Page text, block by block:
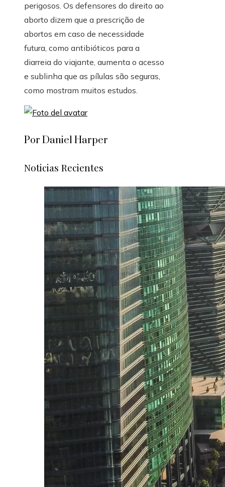
perigosos. Os defensores do direito ao
aborto dizem que a prescrição de
abortos em caso de necessidade
futura, como antibióticos para a
diarreia do viajante, aumenta o acesso
e sublinha que as pílulas são seguras,
como mostram muitos estudos.
Por Daniel Harper
Noticias Recientes